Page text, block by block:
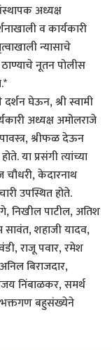
अध्यक्ष
व कार्यकारी
न्यासाचे
नूतन पोलीस
घेऊन, श्री स्वामी
अध्यक्ष अमोलराजे
श्रीफळ देऊन
या प्रसंगी त्यांच्या
चौधरी, केदारनाथ
उपस्थित होते.
निखील पाटील, अतिश
सावंत, शहाजी यादव,
राजू पवार, रमेश
बिराजदार,
निंबाळकर, समर्थ
भक्तगण बहुसंख्येने